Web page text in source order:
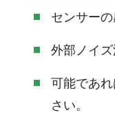
センサーの
外部ノイズ
可能であ
さい。